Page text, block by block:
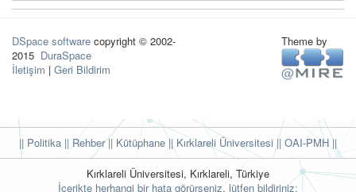
DSpace software copyright © 2002-
2015 DuraSpace
İletişim | Geri Bildirim
Theme by
|| Politika || Rehber|| Kütüphane|| Kırklareli Üniversitesi || OAI-PMH ||
Kırklareli Üniversitesi, Kırklareli, Türkiye
İçerikte herhangi bir hata görürseniz, lütfen bildiriniz: